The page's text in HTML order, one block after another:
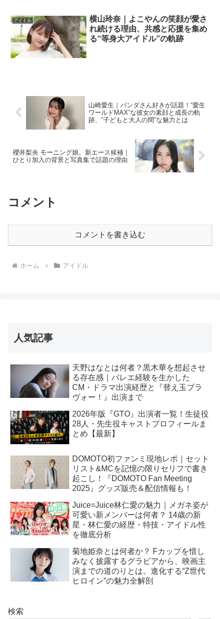
アイドル
横山玲奈｜よこやんの笑顔が愛さ
れ続ける理由、共感と応援を集め
る“等身大アイドル”の軌跡
山崎愛生｜パンダさん好きが話題！“愛生
ワールドMAX”な彼女の素顔と成長の軌
跡、“子どもと大人の間”な魅力とは
櫻井梨央 モーニング娘。新エース候補｜
ひとり加入の背景と写真集で話題の理由
コメント
コメントを書き込む
ホーム アイドル
人気記事
天野はなとは何者？黒木華を想起させ
る存在感｜バレエ経験を生かした
CM・ドラマ出演経歴と『替え玉ブラ
ヴォー！』出演まで
2026年版『GTO』出演者一覧！生徒役
28人・先生役キャストプロフィールま
とめ【最新】
DOMOTO初ファンミ現地レポ｜セット
リスト&MCを記憶の限りセリフで書き
起こし！『DOMOTO Fan Meeting
2025』グッズ販売＆配信情報も！
Juice=Juice林仁愛の魅力｜メガネ姿が
可愛い新メンバーは何者？ 14歳の新
星・林仁愛の経歴・特技・アイドル性
を徹底分析
菊地姫奈とは何者か？ Fカップを惜し
みなく披露するグラビアから、映画主
演までの道のりとは。進化する“Z世代
ヒロイン”の魅力全解剖
検索